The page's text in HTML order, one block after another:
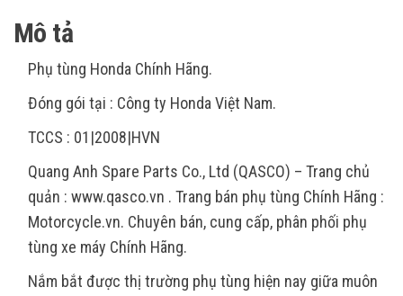
Mô tả
Phụ tùng Honda Chính Hãng.
Đóng gói tại : Công ty Honda Việt Nam.
TCCS : 01|2008|HVN
Quang Anh Spare Parts Co., Ltd (QASCO) – Trang chủ
quản : www.qasco.vn . Trang bán phụ tùng Chính Hãng :
Motorcycle.vn. Chuyên bán, cung cấp, phân phối phụ
tùng xe máy Chính Hãng.
Nắm bắt được thị trường phụ tùng hiện nay giữa muôn